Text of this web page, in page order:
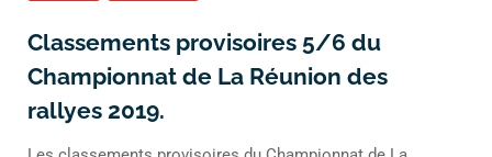
Classements provisoires 5/6 du
Championnat de La Réunion des
rallyes 2019.